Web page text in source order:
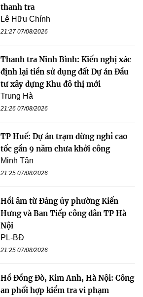
thanh tra
Lê Hữu Chính
21:27 07/08/2026
Thanh tra Ninh Bình: Kiến nghị xác
định lại tiền sử dụng đất Dự án Đầu
tư xây dựng Khu đô thị mới
Trung Hà
21:26 07/08/2026
TP Huế: Dự án trạm dừng nghỉ cao
tốc gần 9 năm chưa khởi công
Minh Tân
21:25 07/08/2026
Hồi âm từ Đảng ủy phường Kiến
Hưng và Ban Tiếp công dân TP Hà
Nội
PL-BĐ
21:25 07/08/2026
Hồ Đồng Đò, Kim Anh, Hà Nội: Công
an phối hợp kiểm tra vi phạm